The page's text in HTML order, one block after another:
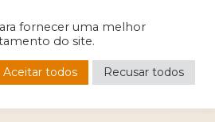
fornecer uma melhor
do site.
Aceitar todos Recusar todos